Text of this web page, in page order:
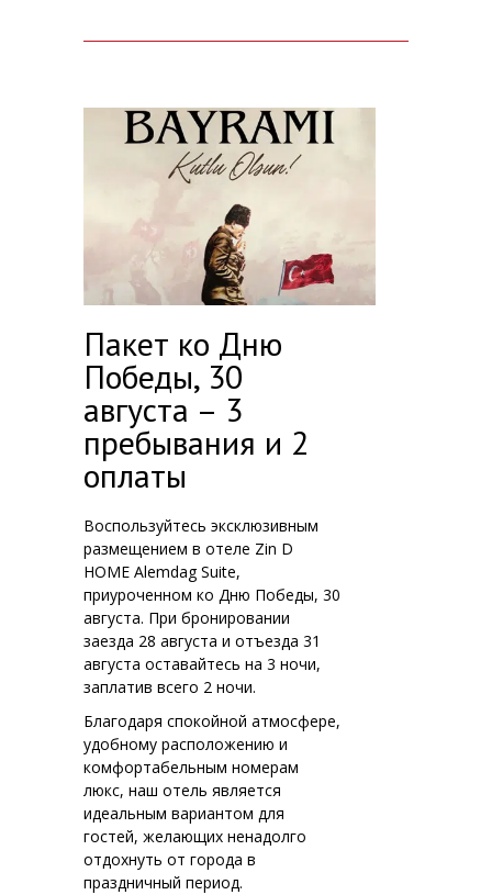
Пакет ко Дню
Победы, 30
августа – 3
пребывания и 2
оплаты
Воспользуйтесь эксклюзивным
размещением в отеле Zin D
HOME Alemdag Suite,
приуроченном ко Дню Победы, 30
августа. При бронировании
заезда 28 августа и отъезда 31
августа оставайтесь на 3 ночи,
заплатив всего 2 ночи.
Благодаря спокойной атмосфере,
удобному расположению и
комфортабельным номерам
люкс, наш отель является
идеальным вариантом для
гостей, желающих ненадолго
отдохнуть от города в
праздничный период.